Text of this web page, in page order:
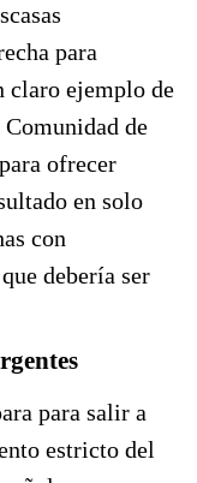
para
claro ejemplo de
de
ofrecer
en solo
con
debería ser
para salir a
estricto del